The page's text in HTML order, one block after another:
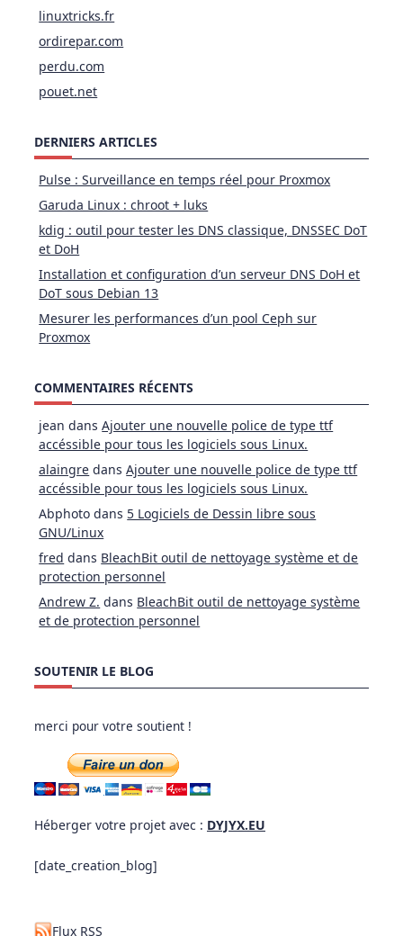
linuxtricks.fr
ordirepar.com
perdu.com
pouet.net
DERNIERS ARTICLES
Pulse : Surveillance en temps réel pour Proxmox
Garuda Linux : chroot + luks
kdig : outil pour tester les DNS classique, DNSSEC DoT
et DoH
Installation et configuration d’un serveur DNS DoH et
DoT sous Debian 13
Mesurer les performances d’un pool Ceph sur
Proxmox
COMMENTAIRES RÉCENTS
jean dansAjouter une nouvelle police de type ttf
accéssible pour tous les logiciels sous Linux.
alaingre dansAjouter une nouvelle police de type ttf
accéssible pour tous les logiciels sous Linux.
Abphoto dans 5 Logiciels de Dessin libre sous
GNU/Linux
fred dans BleachBit outil de nettoyage système et de
protection personnel
Andrew Z. dans BleachBit outil de nettoyage système
et de protection personnel
SOUTENIR LE BLOG
merci pour votre soutient !
Héberger votre projet avec : DYJYX.EU
[date_creation_blog]
Flux RSS